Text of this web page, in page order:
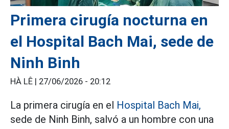
Primera cirugía nocturna en
el Hospital Bach Mai, sede de
Ninh Binh
HÀ LÊ | 27/06/2026 - 20:12
La primera cirugía en el Hospital Bach Mai,
sede de Ninh Binh, salvó a un hombre con una